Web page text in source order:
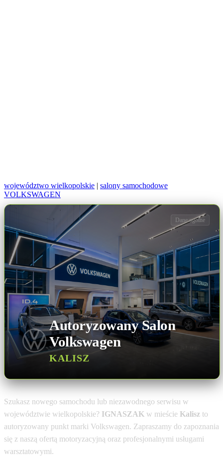
województwo wielkopolskie | salony samochodowe
VOLKSWAGEN
Autoryzowany Salon
Volkswagen
KALISZ
Dane ogólne
Szukasz nowego samochodu lub niezawodnego serwisu w
województwie wielkopolskie? IGNASZAK w mieście Kalisz to
autoryzowany punkt marki Volkswagen. Zapraszamy do zapoznania
się z naszą ofertą motoryzacyjną oraz profesjonalnymi usługami
warsztatowymi.